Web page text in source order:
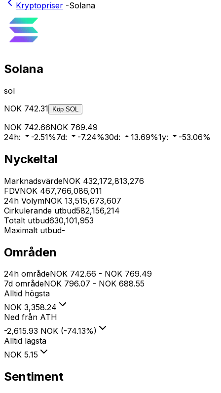
Kryptopriser -Solana
Solana
sol
NOK 742.31 Köp SOL
NOK 742.66NOK 769.49
24h: -2.51%7d: -7.24%30d: 13.69%1y: -53.06%
Nyckeltal
MarknadsvärdeNOK 432,172,813,276
FDVNOK 467,766,086,011
24h VolymNOK 13,515,673,607
Cirkulerande utbud582,156,214
Totalt utbud630,101,953
Maximalt utbud-
Områden
24h områdeNOK 742.66 - NOK 769.49
7d områdeNOK 796.07 - NOK 688.55
Alltid högsta
NOK 3,358.24
Ned från ATH
-2,615.93 NOK (-74.13%)
Alltid lägsta
NOK 5.15
Sentiment